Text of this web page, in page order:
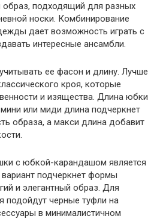
образ, подходящий для разных
носки. Комбинирование
дает возможность играть с
интересные ансамбли.
ее фасон и длину. Лучше
кроя, которые
и изящества. Длина юбки
или миди длина подчеркнет
образа, а макси длина добавит
с юбкой-карандашом является
подчеркнет формы
и элегантный образ. Для
подойдут черные туфли на
в минималистичном